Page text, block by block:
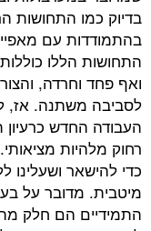
בדיוק כמו התחושות
בהתמודדות עם
התחושות הללו
ואף פחד וחרדה,
העבודה החדש כרעיון
רחוק מלהיות
כדי להישאר ושעלינו
מיטבית. מדובר על
התמידיים הם חלק